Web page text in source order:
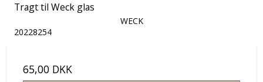
Tragt til Weck glas
WECK
20228254
65,00 DKK